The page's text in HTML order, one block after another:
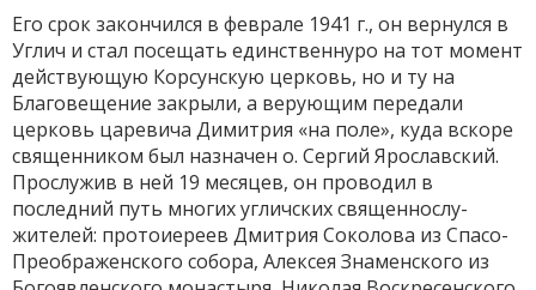
Его срок закончился в феврале 1941 г., он вернулся в
Углич и стал посещать единственнуро на тот момент
действующую Корсунскую церковь, но и ту на
Благовещение закрыли, а верующим передали
церковь царевича Димитрия «на поле», куда вскоре
священни­ком был назначен о. Сергий Ярославский.
Прослужив в ней 19 меся­цев, он проводил в
последний путь многих угличских священнослу­
жителей: протоиереев Дмитрия Соколова из Спасо-
Преображенского собора, Алексея Знаменского из